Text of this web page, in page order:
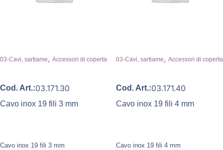
03-Cavi, sartiame, Accessori di coperta
Cod. Art.:03.171.30
Cavo inox 19 fili 3 mm
Cavo inox 19 fili 3 mm
03-Cavi, sartiame, Accessori di coperta
Cod. Art.:03.171.40
Cavo inox 19 fili 4 mm
Cavo inox 19 fili 4 mm